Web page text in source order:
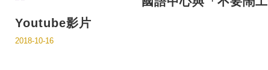
Youtube影片
2018-10-16